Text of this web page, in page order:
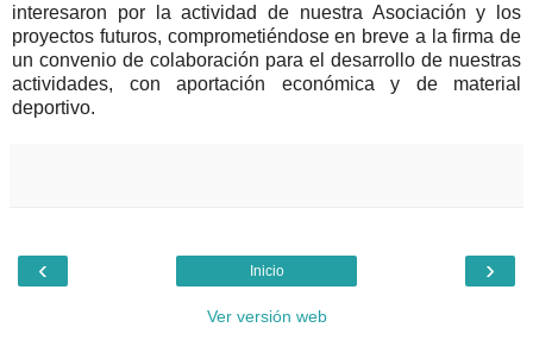
interesaron por la actividad de nuestra Asociación y los
proyectos futuros, comprometiéndose en breve a la firma de
un convenio de colaboración para el desarrollo de nuestras
actividades, con aportación económica y de material
deportivo.
‹ ›
Inicio
Ver versión web